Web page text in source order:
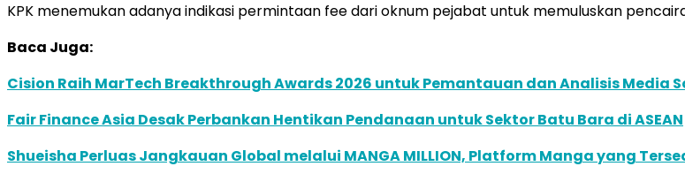
KPK menemukan adanya indikasi permintaan fee dari oknum pejabat untuk memuluskan
Baca Juga:
Cision Raih MarTech Breakthrough Awards 2026 untuk Pemantauan dan Analisis Media
Fair Finance Asia Desak Perbankan Hentikan Pendanaan untuk Sektor Batu Bara di ASEAN
Shueisha Perluas Jangkauan Global melalui MANGA MILLION, Platform Manga yang